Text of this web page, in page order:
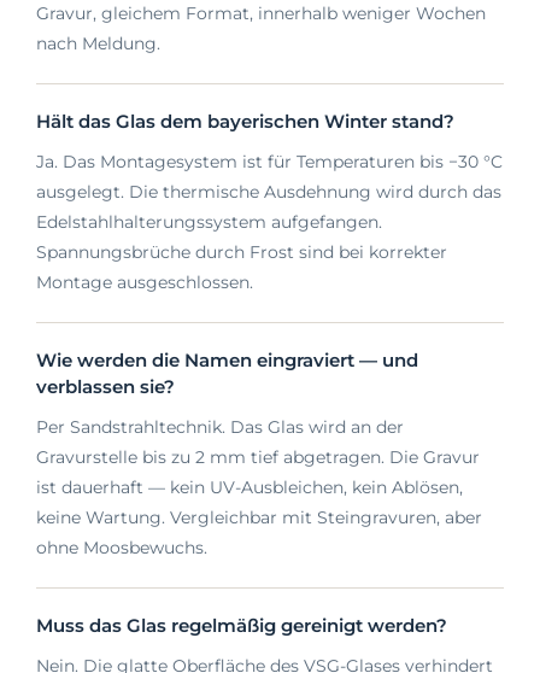
Gravur, gleichem Format, innerhalb weniger Wochen
nach Meldung.
Hält das Glas dem bayerischen Winter stand?
Ja. Das Montagesystem ist für Temperaturen bis −30 °C
ausgelegt. Die thermische Ausdehnung wird durch das
Edelstahlhalterungssystem aufgefangen.
Spannungsbrüche durch Frost sind bei korrekter
Montage ausgeschlossen.
Wie werden die Namen eingraviert — und
verblassen sie?
Per Sandstrahltechnik. Das Glas wird an der
Gravurstelle bis zu 2 mm tief abgetragen. Die Gravur
ist dauerhaft — kein UV-Ausbleichen, kein Ablösen,
keine Wartung. Vergleichbar mit Steingravuren, aber
ohne Moosbewuchs.
Muss das Glas regelmäßig gereinigt werden?
Nein. Die glatte Oberfläche des VSG-Glases verhindert